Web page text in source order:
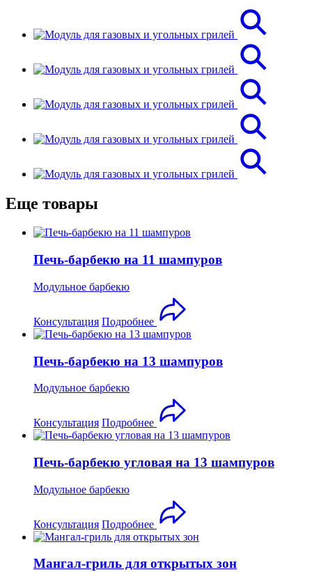
Еще товары
Печь-барбекю на 11 шампуров
Модульное барбекю
Консультация Подробнее
Печь-барбекю на 13 шампуров
Модульное барбекю
Консультация Подробнее
Печь-барбекю угловая на 13 шампуров
Модульное барбекю
Консультация Подробнее
Мангал-гриль для открытых зон